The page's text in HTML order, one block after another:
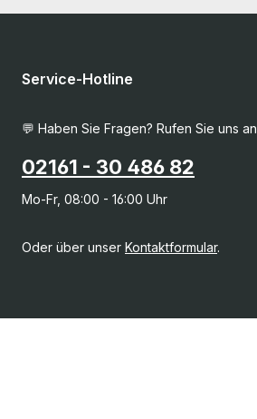
Service-Hotline
💬 Haben Sie Fragen? Rufen Sie uns an
02161 - 30 486 82
Mo-Fr, 08:00 - 16:00 Uhr
Oder über unser Kontaktformular.